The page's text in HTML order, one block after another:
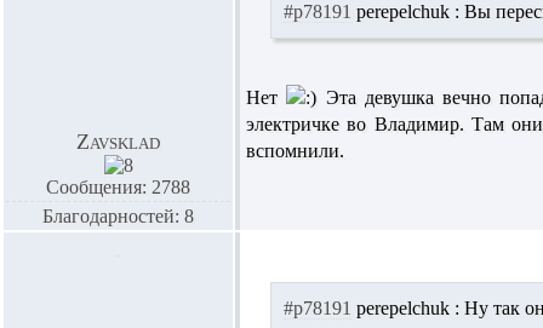
Zavsklad
Сообщения: 2788
Благодарностей: 8
#p78191 perepelchuk : Вы
Нет
Эта девушка вечно
электричке во Владимир. Там
вспомнили.
#p78191 perepelchuk : Ну так